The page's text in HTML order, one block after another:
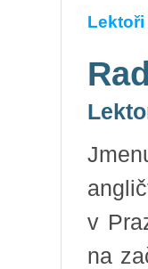
v
na